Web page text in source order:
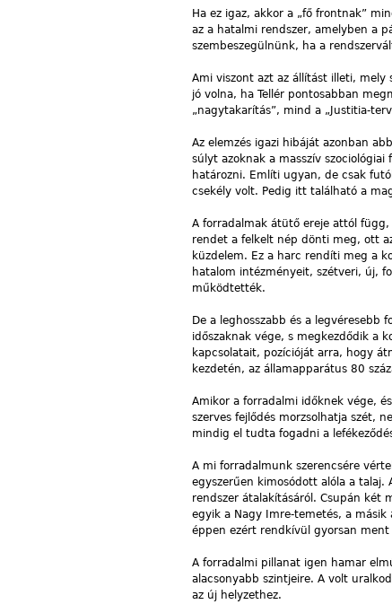
Ha ez igaz, akkor a „fő frontnak”
az a hatalmi rendszer, amelyben a
szembeszegülnünk, ha a
Ami viszont azt az állítást illeti, mely
jó volna, ha Tellér pontosabban
„nagytakarítás”, mind a „Justitia-
Az elemzés igazi hibáját azonban
súlyt azoknak a masszív
határozni. Említi ugyan, de csak
csekély volt. Pedig itt található a
A forradalmak átütő ereje attól
rendet a felkelt nép dönti meg, ott
küzdelem. Ez a harc rendíti meg a
hatalom intézményeit, szétveri, új,
működtették.
De a leghosszabb és a legvéresebb
időszaknak vége, s megkezdődik a
kapcsolatait, pozícióját arra, hogy
kezdetén, az államapparátus 80
Amikor a forradalmi időknek vége,
szerves fejlődés morzsolhatja szét,
mindig el tudta fogadni a
A mi forradalmunk szerencsére
egyszerűen kimosódott alóla a
rendszer átalakításáról. Csupán két
egyik a Nagy Imre-temetés, a másik
éppen ezért rendkívül gyorsan ment
A forradalmi pillanat igen hamar
alacsonyabb szintjeire. A volt
az új helyzethez.